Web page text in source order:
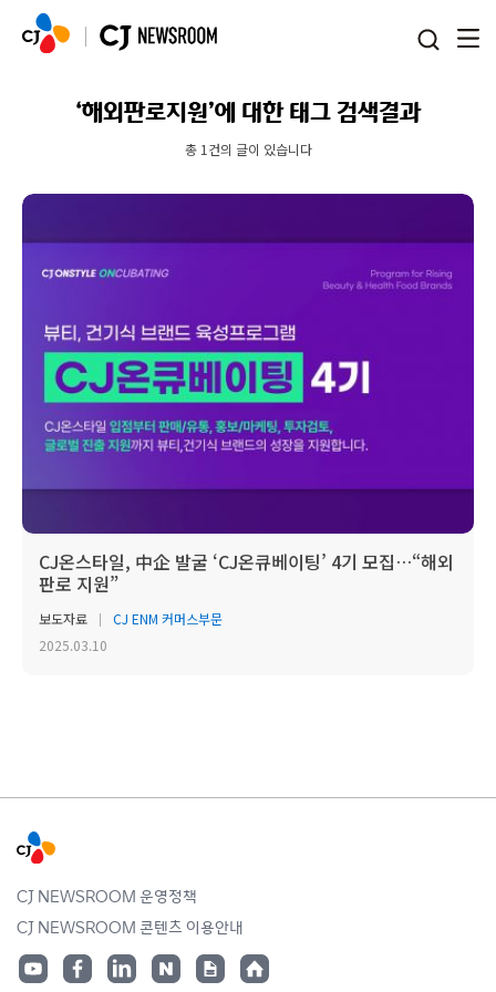
‘해외판로지원’에 대한 태그 검색결과
총 1건의 글이 있습니다
CJ온스타일, 中企 발굴 ‘CJ온큐베이팅’ 4기 모집…“해외
판로 지원”
보도자료
CJ ENM 커머스부문
2025.03.10
CJ NEWSROOM 운영정책
CJ NEWSROOM 콘텐츠 이용안내